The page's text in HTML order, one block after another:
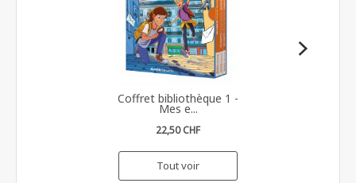
Coffret bibliothèque 1 -
Mes e...
22,50 CHF
Tout voir